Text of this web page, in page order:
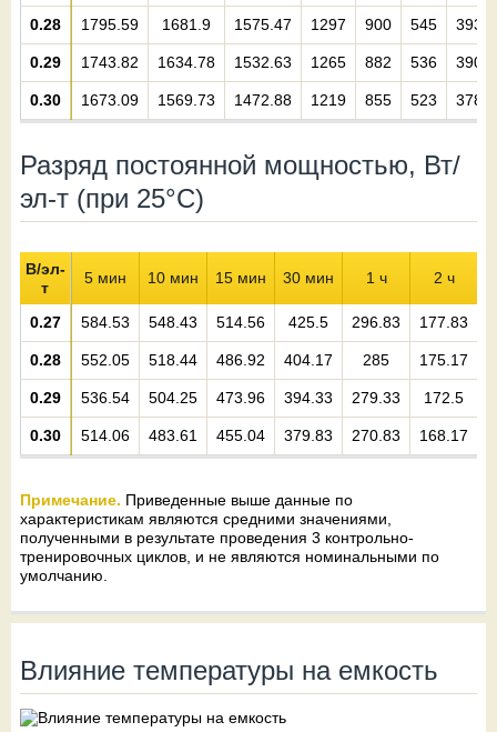
0.28 1795.59 1681.9 1575.47 1297 900 545 393
0.29 1743.82 1634.78 1532.63 1265 882 536 390
0.30 1673.09 1569.73 1472.88 1219 855 523 378
Разряд постоянной мощностью, Вт/
эл-т (при 25°С)
В/эл-
т
5 мин 10 мин 15 мин 30 мин 1 ч 2 ч
0.27 584.53 548.43 514.56 425.5 296.83 177.83
0.28 552.05 518.44 486.92 404.17 285 175.17
0.29 536.54 504.25 473.96 394.33 279.33 172.5
0.30 514.06 483.61 455.04 379.83 270.83 168.17
Примечание. Приведенные выше данные по
характеристикам являются средними значениями,
полученными в результате проведения 3 контрольно-
тренировочных циклов, и не являются номинальными по
умолчанию.
Влияние температуры на емкость